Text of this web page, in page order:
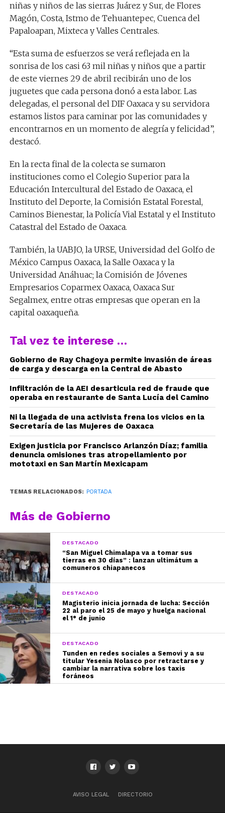
niñas y niños de las sierras Juárez y Sur, de Flores
Magón, Costa, Istmo de Tehuantepec, Cuenca del
Papaloapan, Mixteca y Valles Centrales.
“Esta suma de esfuerzos se verá reflejada en la
sonrisa de los casi 63 mil niñas y niños que a partir
de este viernes 29 de abril recibirán uno de los
juguetes que cada persona donó a esta labor. Las
delegadas, el personal del DIF Oaxaca y su servidora
estamos listos para caminar por las comunidades y
encontrarnos en un momento de alegría y felicidad”,
destacó.
En la recta final de la colecta se sumaron
instituciones como el Colegio Superior para la
Educación Intercultural del Estado de Oaxaca, el
Instituto del Deporte, la Comisión Estatal Forestal,
Caminos Bienestar, la Policía Vial Estatal y el Instituto
Catastral del Estado de Oaxaca.
También, la UABJO, la URSE, Universidad del Golfo de
México Campus Oaxaca, la Salle Oaxaca y la
Universidad Anáhuac; la Comisión de Jóvenes
Empresarios Coparmex Oaxaca, Oaxaca Sur
Segalmex, entre otras empresas que operan en la
capital oaxaqueña.
Tal vez te interese …
Gobierno de Ray Chagoya permite invasión de áreas
de carga y descarga en la Central de Abasto
Infiltración de la AEI desarticula red de fraude que
operaba en restaurante de Santa Lucía del Camino
Ni la llegada de una activista frena los vicios en la
Secretaría de las Mujeres de Oaxaca
Exigen justicia por Francisco Arlanzón Díaz; familia
denuncia omisiones tras atropellamiento por
mototaxi en San Martín Mexicapam
TEMAS RELACIONADOS: PORTADA
Más de Gobierno
DESTACADO
“San Miguel Chimalapa va a tomar sus
tierras en 30 días” : lanzan ultimátum a
comuneros chiapanecos
DESTACADO
Magisterio inicia jornada de lucha: Sección
22 al paro el 25 de mayo y huelga nacional
el 1° de junio
DESTACADO
Tunden en redes sociales a Semovi y a su
titular Yesenia Nolasco por retractarse y
cambiar la narrativa sobre los taxis
foráneos
AVISO LEGAL DIRECTORIO